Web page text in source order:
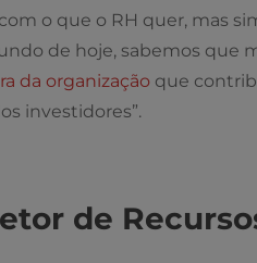
o que o RH quer, mas
de hoje, sabemos que
da organização que
investidores”.
de